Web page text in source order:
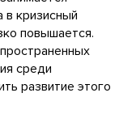
кризисный
повышается.
среди
развитие этого